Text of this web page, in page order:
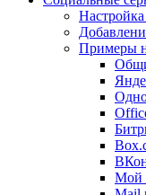
Примеры
Мой